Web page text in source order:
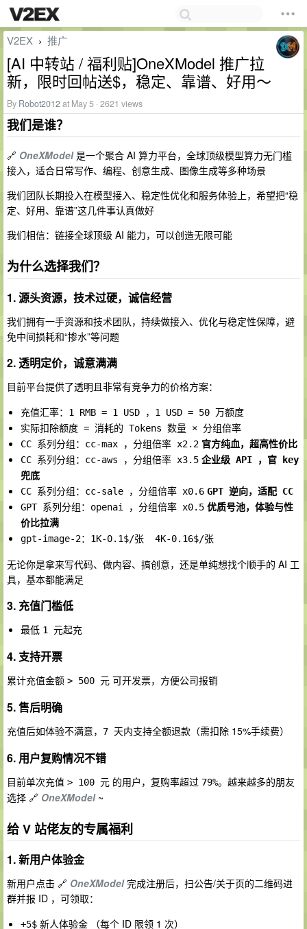
V2EX › 推广
[AI 中转站 / 福利贴]OneXModel 推广拉
新，限时回帖送$，稳定、靠谱、好用～
By Robot2012at May 5 · 2621 views
我们是谁？
🔗 OneXModel是一个聚合 AI 算力平台，全球顶级模型算力无门槛
接入，适合日常写作、编程、创意生成、图像生成等多种场景
我们团队长期投入在模型接入、稳定性优化和服务体验上，希望把“稳
定、好用、靠谱”这几件事认真做好
我们相信：链接全球顶级 AI 能力，可以创造无限可能
为什么选择我们？
1. 源头资源，技术过硬，诚信经营
我们拥有一手资源和技术团队，持续做接入、优化与稳定性保障，避
免中间损耗和“掺水”等问题
2. 透明定价，诚意满满
目前平台提供了透明且非常有竞争力的价格方案：
充值汇率：1 RMB = 1 USD ，1 USD = 50 万额度
实际扣除额度 = 消耗的 Tokens 数量 × 分组倍率
CC 系列分组：cc-max ，分组倍率 x2.2 官方纯血，超高性价比
CC 系列分组：cc-aws ，分组倍率 x3.5 企业级 API ，官 key
兜底
CC 系列分组：cc-sale ，分组倍率 x0.6 GPT 逆向，适配 CC
GPT 系列分组：openai ，分组倍率 x0.5 优质号池，体验与性
价比拉满
gpt-image-2：1K-0.1$/张  4K-0.16$/张
无论你是拿来写代码、做内容、搞创意，还是单纯想找个顺手的 AI 工
具，基本都能满足
3. 充值门槛低
最低 1 元起充
4. 支持开票
累计充值金额 > 500 元 可开发票，方便公司报销
5. 售后明确
充值后如体验不满意， 7 天内支持全额退款 （需扣除 15%手续费）
6. 用户复购情况不错
目前单次充值 > 100 元 的用户，复购率超过 79%。越来越多的朋友
选择 🔗 OneXModel~
给 V 站佬友的专属福利
1. 新用户体验金
新用户点击 🔗 OneXModel完成注册后，扫公告/关于页的二维码进
群并报 ID ，可领取：
+5$ 新人体验金 （每个 ID 限领 1 次）